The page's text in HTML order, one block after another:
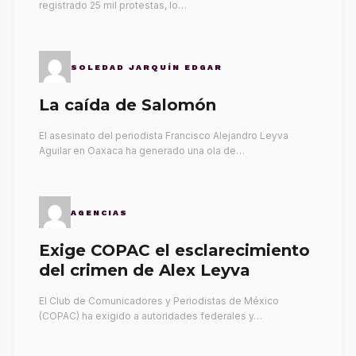
registrado 25 mil protestas, lo…
SOLEDAD JARQUÍN EDGAR
La caída de Salomón
El asesinato del periodista Francisco Alejandro Leyva
Aguilar en Oaxaca ha generado una ola de…
AGENCIAS
Exige COPAC el esclarecimiento
del crimen de Alex Leyva
El Club de Comunicadores y Periodistas de México
(COPAC) ha exigido a autoridades federales y…